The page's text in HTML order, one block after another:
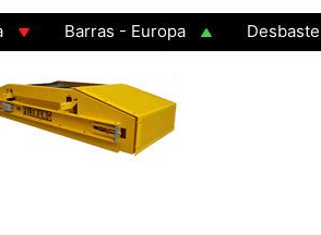
Barras - Europa
Desbaste -